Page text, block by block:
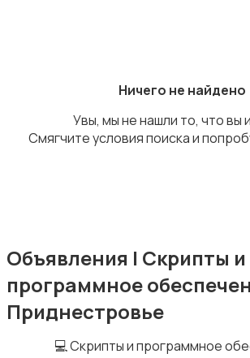
Детские товары30
Для дома и дачи9
Ничего не найдено
Увы, мы не нашли то, что вы
Смягчите условия поиска и
Объявления | Скрипты и
программное
Приднестровье
💻 Скрипты и программное